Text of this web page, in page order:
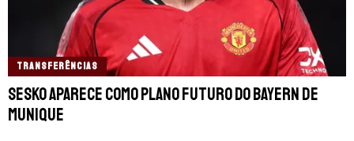
TRANSFERÊNCIAS
Sesko aparece como plano futuro do Bayern de
Munique